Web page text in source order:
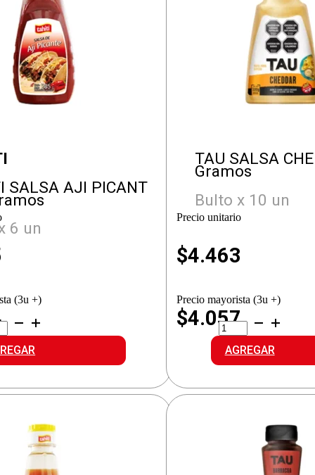
SALSA AJI PICANT
6 un
(3u +)
TAU SALSA
Gramos
Bulto x 10 un
Precio unitario
$4.463
Precio mayorista (3u +)
$4.057
TAU
SALSA
CHEDAR
cantidad
AGREGAR